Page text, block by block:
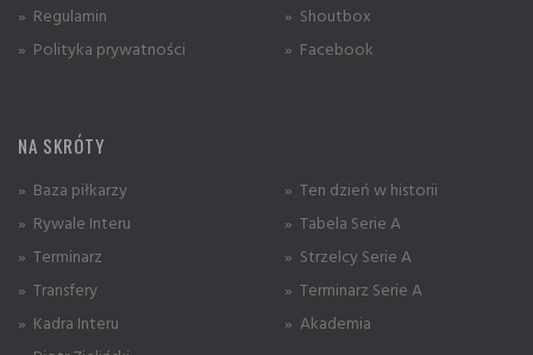
» Regulamin
» Polityka prywatności
» Shoutbox
» Facebook
NA SKRÓTY
» Baza piłkarzy
» Rywale Interu
» Terminarz
» Transfery
» Kadra Interu
» Ten dzień w historii
» Tabela Serie A
» Strzelcy Serie A
» Terminarz Serie A
» Akademia